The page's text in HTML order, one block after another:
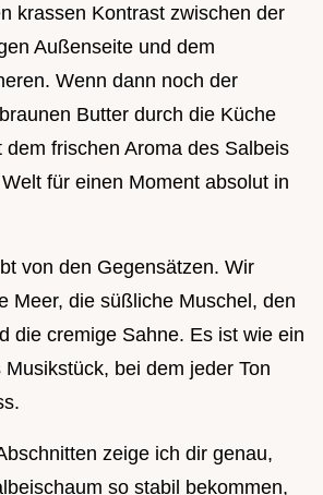
krassen Kontrast zwischen der
Außenseite und dem
Wenn dann noch der
Butter durch die Küche
dem frischen Aroma des Salbeis
für einen Moment absolut in
von den Gegensätzen. Wir
Meer, die süßliche Muschel, den
die cremige Sahne. Es ist wie ein
bei dem jeder Ton
zeige ich dir genau,
so stabil bekommen,